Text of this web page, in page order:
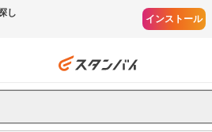
し
インストール